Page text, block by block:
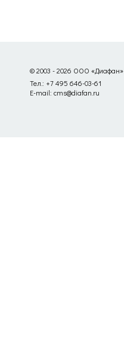
© 2003 - 2026 ООО «Диафан»
Тел.: +7 495 646-03-61
E-mail: cms@diafan.ru